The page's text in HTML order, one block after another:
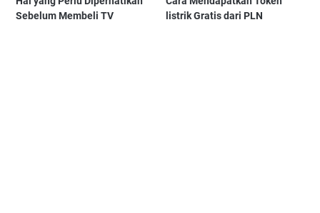
Sebelum Membeli TV
listrik Gratis dari PLN